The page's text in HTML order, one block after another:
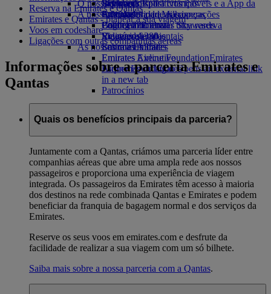
Bebidas
A nossa frota
Boeing 777
Emirates A380
Emirates A350
Emirates Executive
Esquemas de lugares
Brinquedos para crianças
Atividades para as crianças
O nosso planeta
Sustentabilidade nas operações
Política ambiental
Relatórios ambientais
As nossas comunidades
Emirates Airline FoundationEmirates
Airline Foundation Opens an external link
in a new tab
Patrocínios
Skywards Rail
Calculadora de Milhas
Login em Emirates Skywards
Skywards+
Site para dispositivos móveis e a App da
Emirates
Cancelar ou alterar uma reserva
Viagens afetadas
Sobre a Emirates
Reserva na Emirates e Qantas
Emirates e Qantas - planear a sua viagem
Voos em codeshare
Ligações com outras companhias aéreas
Informações sobre a parceria Emirates e
Qantas
Quais os benefícios principais da parceria?
Juntamente com a Qantas, criámos uma parceria líder entre
companhias aéreas que abre uma ampla rede aos nossos
passageiros e proporciona uma experiência de viagem
integrada. Os passageiros da Emirates têm acesso à maioria
dos destinos na rede combinada Qantas e Emirates e podem
beneficiar da franquia de bagagem normal e dos serviços da
Emirates.
Reserve os seus voos em emirates.com e desfrute da
facilidade de realizar a sua viagem com um só bilhete.
Saiba mais sobre a nossa parceria com a Qantas.